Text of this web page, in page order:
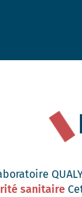
sanitaire